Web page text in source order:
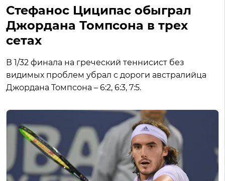
Стефанос Циципас обыграл
Джордана Томпсона в трех
сетах
В 1/32 финала на греческий теннисист без
видимых проблем убрал с дороги австралийца
Джордана Томпсона – 6:2, 6:3, 7:5.